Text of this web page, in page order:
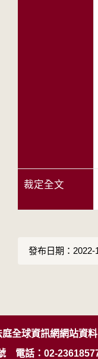
裁定全文
發布日期：2022-
庭全球資訊網網站資
電話：02-